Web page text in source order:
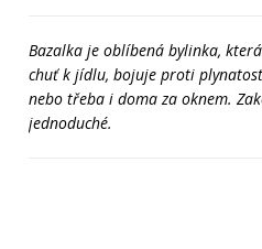
Bazalka je oblíbená bylinka,
chuť k jídlu, bojuje proti
nebo třeba i doma za oknem.
jednoduché.